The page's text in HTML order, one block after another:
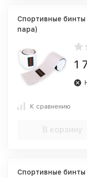
Спортивные бинты
пара)
1
К сравнению
В корзину
Спортивные бинты